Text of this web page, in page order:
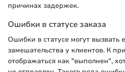
причинах задержек.
Ошибки в статусе заказа
Ошибки в статусе могут вызвать
замешательства у клиентов. К
отображаться как "выполнен",